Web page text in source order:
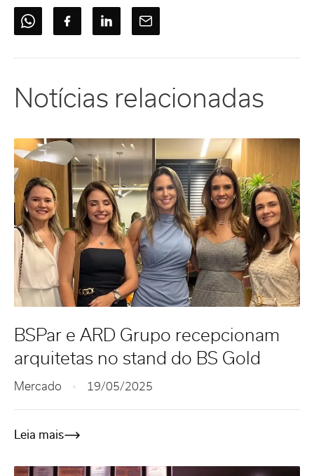
Notícias relacionadas
BSPar e ARD Grupo recepcionam
arquitetas no stand do BS Gold
Mercado 19/05/2025
Leia mais